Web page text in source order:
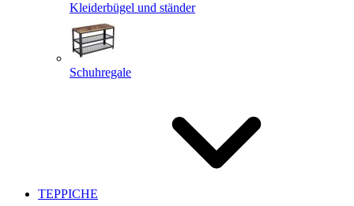
Kleiderbügel und ständer
Schuhregale
TEPPICHE